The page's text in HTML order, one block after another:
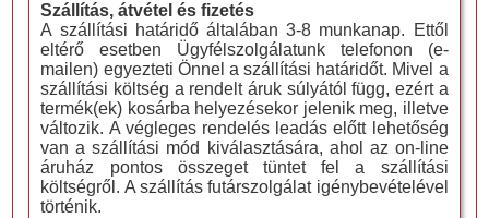
Szállítás, átvétel és fizetés
A szállítási határidő általában 3-8 munkanap. Ettől
eltérő esetben Ügyfélszolgálatunk telefonon (e-
mailen) egyezteti Önnel a szállítási határidőt. Mivel a
szállítási költség a rendelt áruk súlyától függ, ezért a
termék(ek) kosárba helyezésekor jelenik meg, illetve
változik. A végleges rendelés leadás előtt lehetőség
van a szállítási mód kiválasztására, ahol az on-line
áruház pontos összeget tüntet fel a szállítási
költségről. A szállítás futárszolgálat igénybevételével
történik.